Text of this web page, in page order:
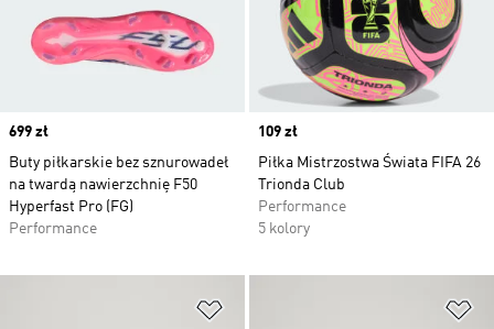
Price
699 zł
Buty piłkarskie bez sznurowadeł
na twardą nawierzchnię F50
Hyperfast Pro (FG)
Performance
Price
109 zł
Piłka Mistrzostwa Świata FIFA 26
Trionda Club
Performance
5 kolory